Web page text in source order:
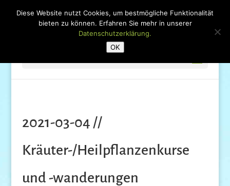
2021-03-04 //
Kräuter-/Heilpflanzenkurse
und -wanderungen
Diese Website nutzt Cookies, um bestmögliche Funktionalität
bieten zu können. Erfahren Sie mehr in unserer
Datenschutzerklärung.
OK